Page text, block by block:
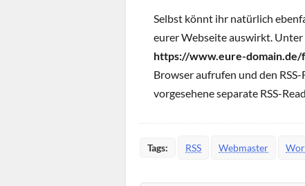
Selbst könnt ihr natürlich
eurer Webseite auswirkt.
https://www.eure-
Browser aufrufen und den
vorgesehene separate RSS-
Tags: RSS Webmaster